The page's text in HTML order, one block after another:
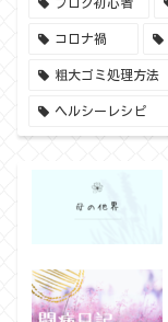
コロナ禍
粗大ゴミ処理方法
ヘルシーレシピ